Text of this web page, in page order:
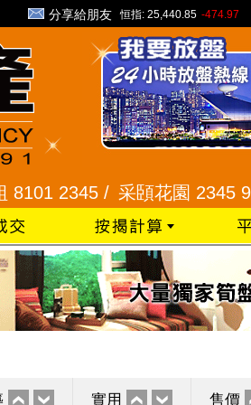
分享給朋友 恒指: 25,440.85 -474.97
2345 /采頣花園 2345 9927 /
實用 售價